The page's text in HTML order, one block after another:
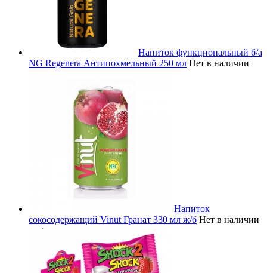
Напиток функциональный б/а
NG Regenera Антипохмельный 250 мл Нет в наличии
Напиток
сокосодержащий Vinut Гранат 330 мл ж/б Нет в наличии